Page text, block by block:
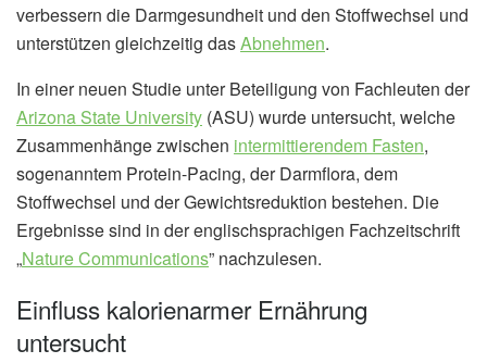
verbessern die Darmgesundheit und den Stoffwechsel und
unterstützen gleichzeitig dasAbnehmen.
In einer neuen Studie unter Beteiligung von Fachleuten der
Arizona State University (ASU) wurde untersucht, welche
Zusammenhänge zwischen intermittierendem Fasten,
sogenanntem Protein-Pacing, der Darmflora, dem
Stoffwechsel und der Gewichtsreduktion bestehen. Die
Ergebnisse sind in der englischsprachigen Fachzeitschrift
„Nature Communications” nachzulesen.
Einfluss kalorienarmer Ernährung
untersucht